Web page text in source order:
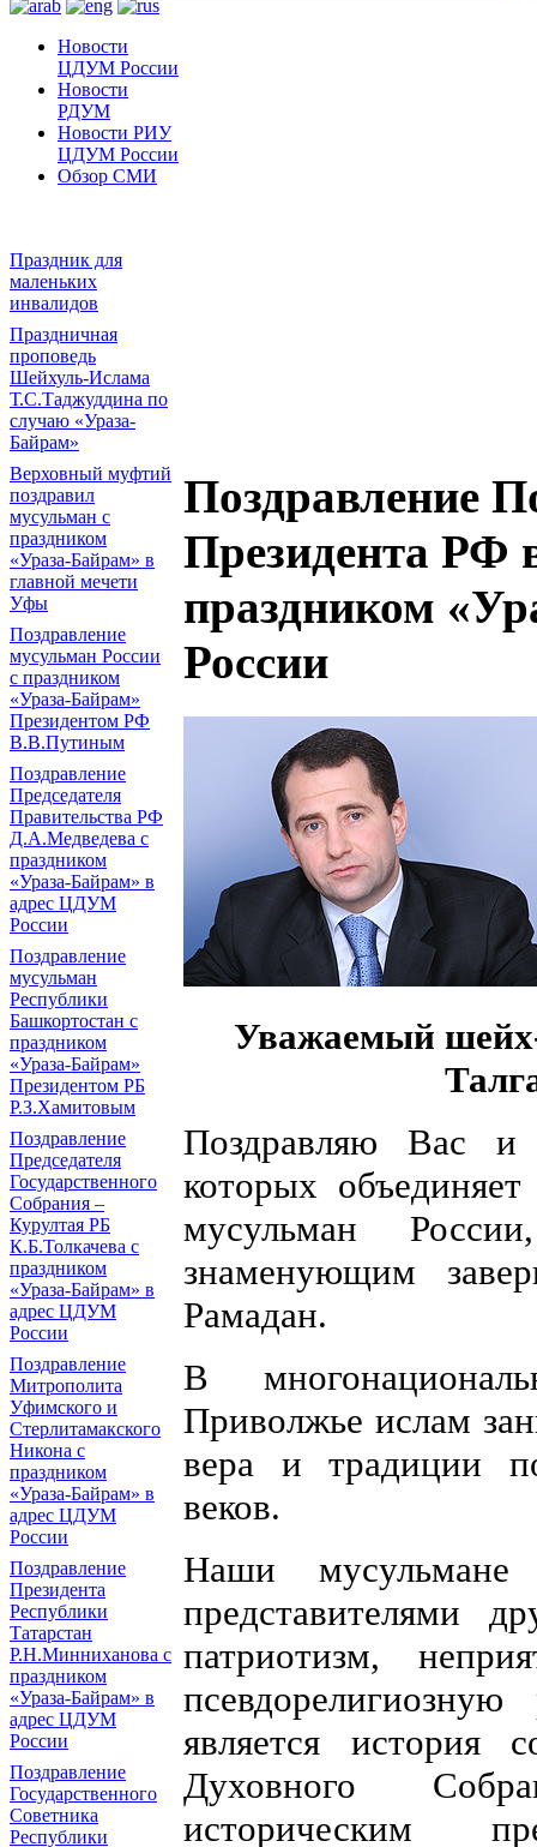
Новости
ЦДУМ России
Новости
РДУМ
Новости РИУ
ЦДУМ России
Обзор СМИ
Праздник для
маленьких
инвалидов
Праздничная
проповедь
Шейхуль-Ислама
Т.С.Таджуддина по
случаю «Ураза-
Байрам»
Верховный муфтий
поздравил
мусульман с
праздником
«Ураза-Байрам» в
главной мечети
Уфы
Поздравление
мусульман России
с праздником
«Ураза-Байрам»
Президентом РФ
В.В.Путиным
Поздравление
Председателя
Правительства РФ
Д.А.Медведева с
праздником
«Ураза-Байрам» в
адрес ЦДУМ
России
Поздравление
мусульман
Республики
Башкортостан с
праздником
«Ураза-Байрам»
Президентом РБ
Р.З.Хамитовым
Поздравление
Председателя
Государственного
Собрания –
Курултая РБ
К.Б.Толкачева с
праздником
«Ураза-Байрам» в
адрес ЦДУМ
России
Поздравление
Митрополита
Уфимского и
Стерлитамакского
Никона с
праздником
«Ураза-Байрам» в
адрес ЦДУМ
России
Поздравление
Президента
Республики
Татарстан
Р.Н.Минниханова с
праздником
«Ураза-Байрам» в
адрес ЦДУМ
России
Поздравление
Государственного
Советника
Республики
Поздравление
Президента
праздником
России
Уважаемый
Поздравляю Вас
которых
мусульман
знаменующим
Рамадан.
В
Приволжье ислам
вера и традиции
веков.
Наши
представителями
патриотизм,
является история
Духовного
историческим